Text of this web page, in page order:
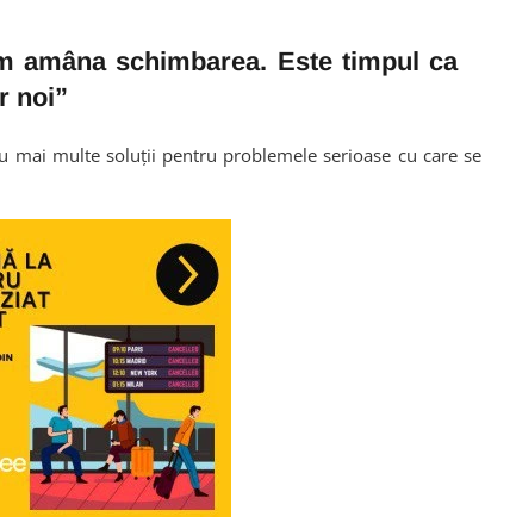
amâna schimbarea. Este timpul ca
noi”
mai multe soluții pentru problemele serioase cu care se